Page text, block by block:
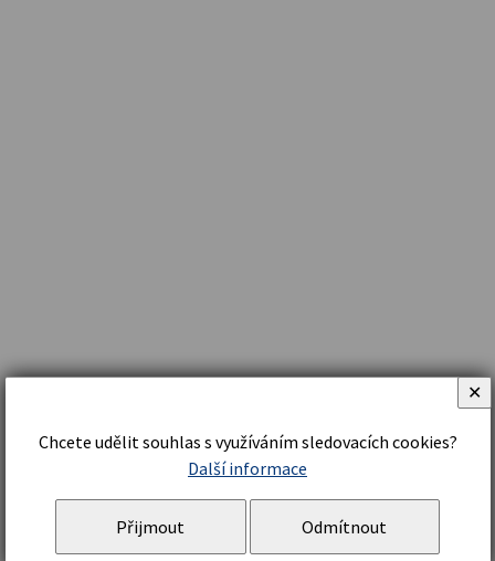
Chcete udělit souhlas s využíváním sledovacích cookies?
Další informace
Přijmout Odmítnout
✕